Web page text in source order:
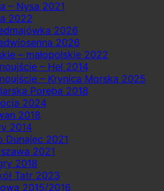
– Nysa 2021
2022
2026
2026
– małopolskie 2022
– Hel 2014
– Krynica Morska 2025
Poręba 2018
2024
2018
2014
Dunajec 2021
2021
2018
Tatr 2023
2015/2016